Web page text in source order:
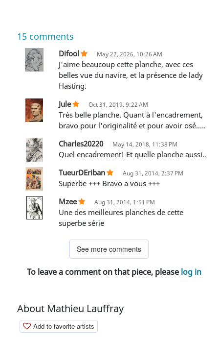
15 comments
Difool May 22, 2026, 10:26 AM
J'aime beaucoup cette planche, avec ces
belles vue du navire, et la présence de lady
Hasting.
Jule
Oct 31, 2019, 9:22 AM
Très belle planche. Quant à l'encadrement,
bravo pour l'originalité et pour avoir osé.....
Charles20220
May 14, 2018, 11:38 PM
Quel encadrement! Et quelle planche aussi..
TueurDEriban
Aug 31, 2014, 2:37 PM
Superbe +++ Bravo a vous +++
Mzee
Aug 31, 2014, 1:51 PM
Une des meilleures planches de cette
superbe série
See more comments
To leave a comment on that piece, please log in
About Mathieu Lauffray
Add to favorite artists